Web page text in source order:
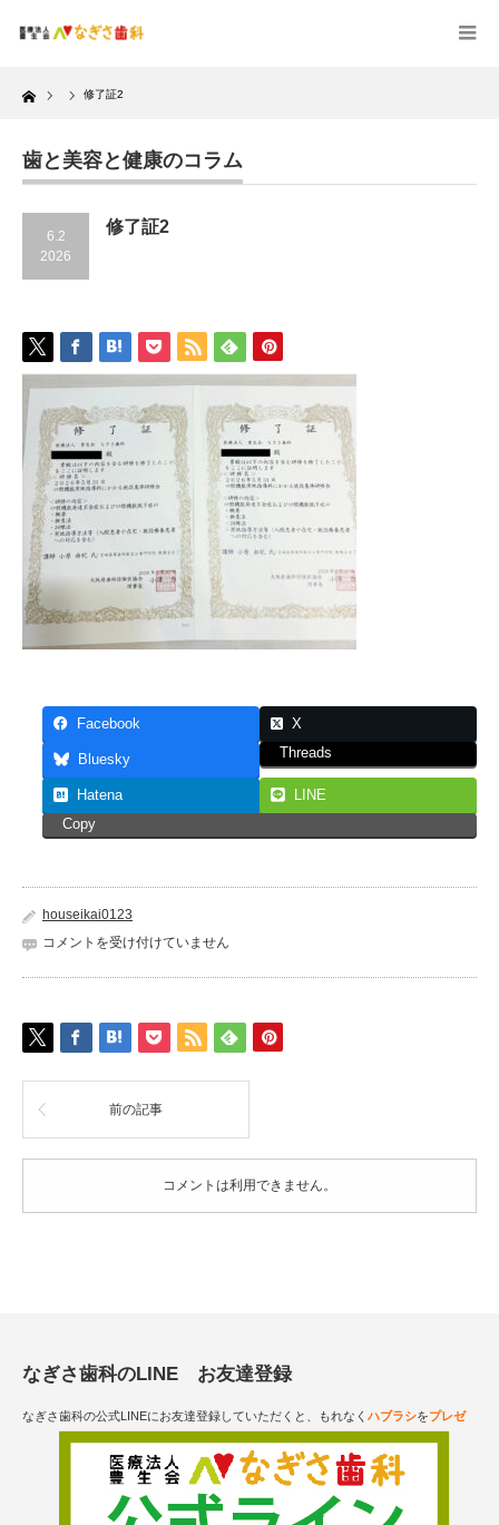
Home 修了証2
歯と美容と健康のコラム
6.2
2026
修了証2
Facebook X
Bluesky Threads
Hatena
LINE
Copy
houseikai0123
コメントを受け付けていません
前の記事
コメントは利用できません。
なぎさ歯科のLINE お友達登録
なぎさ歯科の公式LINEにお友達登録していただくと、もれなく ハブラシをプレゼ